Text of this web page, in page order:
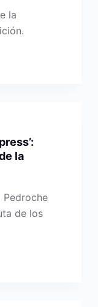
la
la
Pedroche
de los